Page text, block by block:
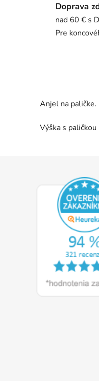
Doprava
nad 60 € s
Pre
Anjel na paličke.
Výška s